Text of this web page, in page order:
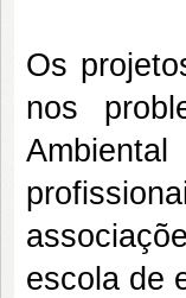
Os
nos
escola de